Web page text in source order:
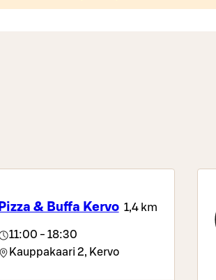
Pizza & Buffa Kervo 1,4 km
11:00 - 18:30
Kauppakaari 2, Kervo